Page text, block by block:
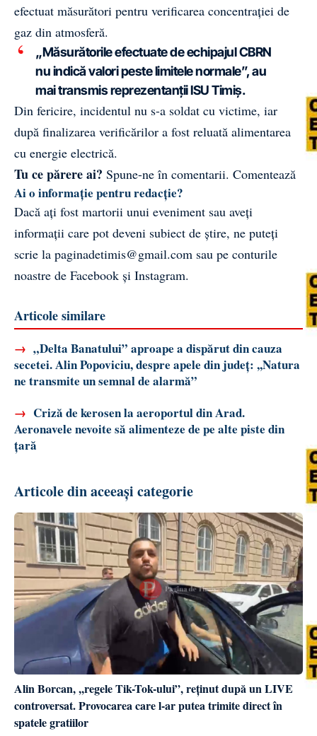
efectuat măsurători pentru verificarea concentrației de
gaz din atmosferă.
„Măsurătorile efectuate de echipajul CBRN
nu indică valori peste limitele normale”, au
mai transmis reprezentanții ISU Timiș.
Din fericire, incidentul nu s-a soldat cu victime, iar
după finalizarea verificărilor a fost reluată alimentarea
cu energie electrică.
Tu ce părere ai? Spune-ne în comentarii. Comentează
Ai o informație pentru redacție?
Dacă ați fost martorii unui eveniment sau aveți
informații care pot deveni subiect de știre, ne puteți
scrie la paginadetimis@gmail.com sau pe conturile
noastre de Facebook și Instagram.
Articole similare
→ „Delta Banatului” aproape a dispărut din cauza
secetei. Alin Popoviciu, despre apele din județ: ,,Natura
ne transmite un semnal de alarmă”
→ Criză de kerosen la aeroportul din Arad.
Aeronavele nevoite să alimenteze de pe alte piste din
țară
Articole din aceeași categorie
Alin Borcan, ,,regele Tik-Tok-ului”, reținut după un LIVE
controversat. Provocarea care l-ar putea trimite direct în
spatele gratiilor